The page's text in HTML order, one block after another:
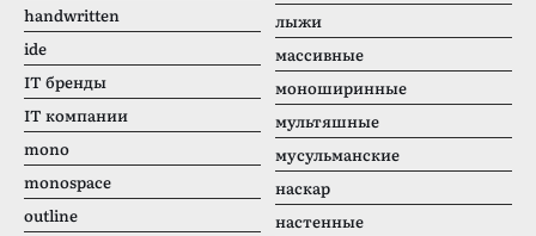
handwritten
ide
IT бренды
IT компании
mono
monospace
outline
лыжи
массивные
моноширинные
мультяшные
мусульманские
наскар
настенные